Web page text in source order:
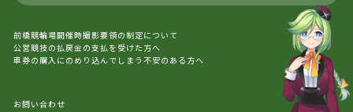
前橋競輪場開催時撮影要領の制定について
公営競技の払戻金の支払を受けた方へ
車券の購入にのめり込んでしまう不安のある方へ
お問い合わせ